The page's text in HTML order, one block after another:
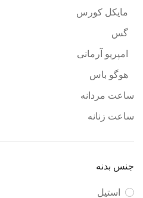
مایکل کورس
گس
امپریو آرمانی
هوگو باس
ساعت مردانه
ساعت زنانه
جنس بدنه
استیل